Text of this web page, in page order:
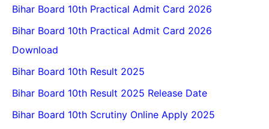
Bihar Board 10th Practical Admit Card 2026
Bihar Board 10th Practical Admit Card 2026
Download
Bihar Board 10th Result 2025
Bihar Board 10th Result 2025 Release Date
Bihar Board 10th Scrutiny Online Apply 2025